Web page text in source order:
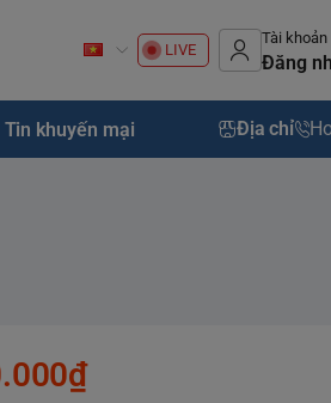
LIVE
Tài khoản
Đăng
Tin khuyến mại Địa chỉ